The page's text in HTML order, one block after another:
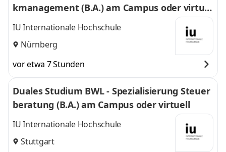
kmanagement (B.A.) am Campus oder virtuel
l
IU Internationale Hochschule
Nürnberg
vor etwa 7 Stunden
Duales Studium BWL - Spezialisierung Steuer
beratung (B.A.) am Campus oder virtuell
IU Internationale Hochschule
Stuttgart